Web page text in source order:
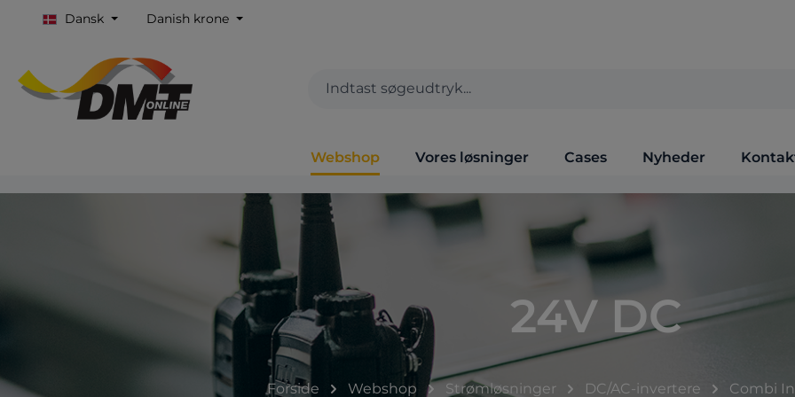
Dansk Danish krone
Webshop Vores løsninger Cases Nyheder
24V DC
Forside Webshop Strømløsninger DC/AC-invertere Combi